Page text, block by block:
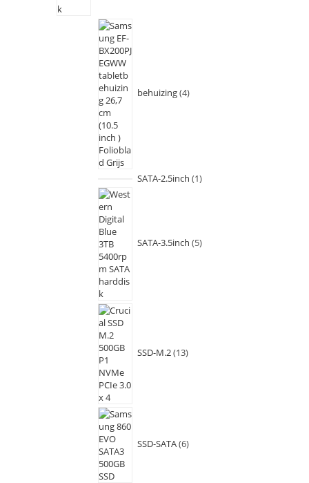
behuizing 4
SATA-2.5inch 1
SATA-3.5inch 5
SSD-M.2 13
SSD-SATA 6